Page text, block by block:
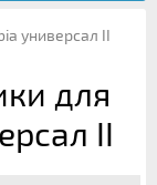
универсал II
для
II